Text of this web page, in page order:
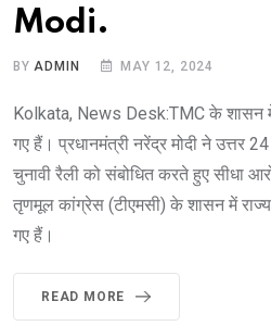
Modi.
BYADMIN MAY 12, 2024
Kolkata, News Desk:TMC के शासन में
गए हैं। प्रधानमंत्री नरेंद्र मोदी ने उत्तर
चुनावी रैली को संबोधित करते हुए सीधा
तृणमूल कांग्रेस (टीएमसी) के शासन में राज्य
गए हैं।
READ MORE